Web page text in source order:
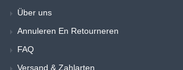
Über uns
Annuleren En Retourneren
FAQ
Versand & Zahlarten